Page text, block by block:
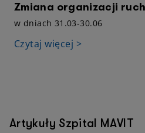
Zmiana organizacji
w dniach 31.03-30.06
Czytaj więcej >
Artykuły Szpital MAVIT